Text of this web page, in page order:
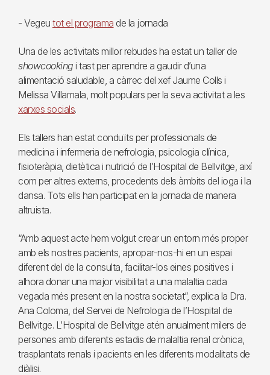
- Vegeu tot el programa de la jornada
Una de les activitats millor rebudes ha estat un taller de
showcooking i tast per aprendre a gaudir d’una
alimentació saludable, a càrrec del xef Jaume Colls i
Melissa Villamala, molt populars per la seva activitat a les
xarxes socials.
Els tallers han estat conduïts per professionals de
medicina i infermeria de nefrologia, psicologia clínica,
fisioteràpia, dietètica i nutrició de l’Hospital de Bellvitge, així
com per altres externs, procedents dels àmbits del ioga i la
dansa. Tots ells han participat en la jornada de manera
altruista.
“Amb aquest acte hem volgut crear un entorn més proper
amb els nostres pacients, apropar-nos-hi en un espai
diferent del de la consulta, facilitar-los eines positives i
alhora donar una major visibilitat a una malaltia cada
vegada més present en la nostra societat”, explica la Dra.
Ana Coloma, del Servei de Nefrologia de l’Hospital de
Bellvitge. L’Hospital de Bellvitge atén anualment milers de
persones amb diferents estadis de malaltia renal crònica,
trasplantats renals i pacients en les diferents modalitats de
diàlisi.